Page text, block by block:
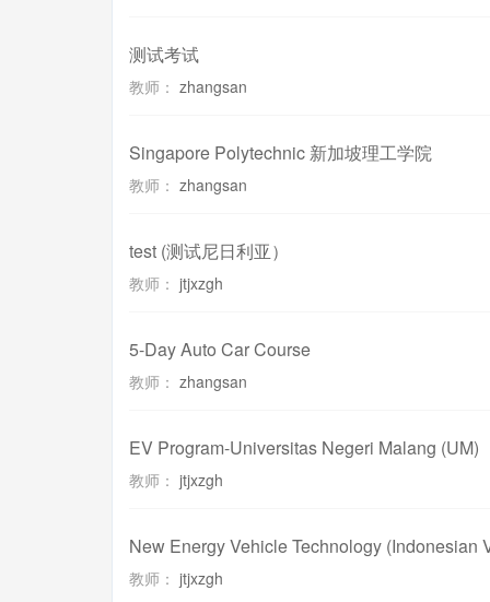
测试考试
教师： zhangsan
Singapore Polytechnic 新加坡理工学院
教师： zhangsan
test (测试尼日利亚）
教师： jtjxzgh
5-Day Auto Car Course
教师： zhangsan
EV Program-Universitas Negeri Malang (UM)
教师： jtjxzgh
New Energy Vehicle Technology (Indonesian
教师： jtjxzgh